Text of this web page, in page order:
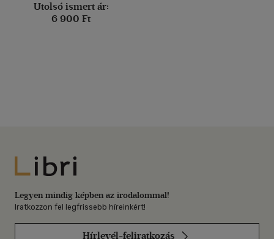
Utolsó ismert ár:
6 900 Ft
Libri
Legyen mindig képben az irodalommal!
Iratkozzon fel legfrissebb híreinkért!
Hírlevél-feliratkozás